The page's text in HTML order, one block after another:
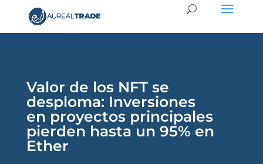
Valor de los NFT se
desploma: Inversiones
en proyectos principales
pierden hasta un 95% en
Ether